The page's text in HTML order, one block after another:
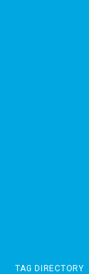
TAG DIRECTORY